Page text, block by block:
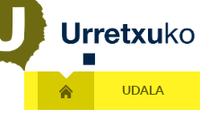
UDALA